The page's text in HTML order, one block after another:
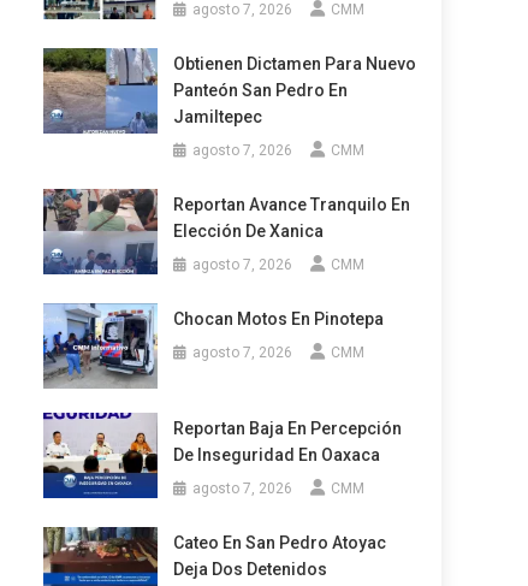
agosto 7, 2026 CMM
Obtienen Dictamen Para Nuevo
Panteón San Pedro En
Jamiltepec
agosto 7, 2026 CMM
Reportan Avance Tranquilo En
Elección De Xanica
agosto 7, 2026 CMM
Chocan Motos En Pinotepa
agosto 7, 2026 CMM
Reportan Baja En Percepción
De Inseguridad En Oaxaca
agosto 7, 2026 CMM
Cateo En San Pedro Atoyac
Deja Dos Detenidos